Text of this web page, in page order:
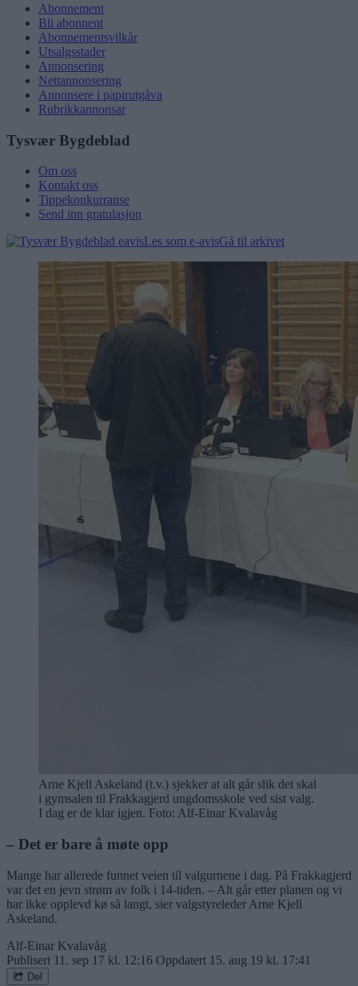
Abonnement
Bli abonnent
Abonnementsvilkår
Utsalgsstader
Annonsering
Nettannonsering
Annonsere i papirutgåva
Rubrikkannonsar
Tysvær Bygdeblad
Om oss
Kontakt oss
Tippekonkurranse
Send inn gratulasjon
Les som e-avisGå til arkivet
Arne Kjell Askeland (t.v.) sjekker at alt går slik det skal
i gymsalen til Frakkagjerd ungdomsskole ved sist valg.
I dag er de klar igjen. Foto: Alf-Einar Kvalavåg
– Det er bare å møte opp
Mange har allerede funnet veien til valgurnene i dag. På Frakkagjerd
var det en jevn strøm av folk i 14-tiden. – Alt går etter planen og vi
har ikke opplevd kø så langt, sier valgstyreleder Arne Kjell
Askeland.
Alf-Einar Kvalavåg
Publisert 11. sep 17 kl. 12:16 Oppdatert 15. aug 19 kl. 17:41
Del